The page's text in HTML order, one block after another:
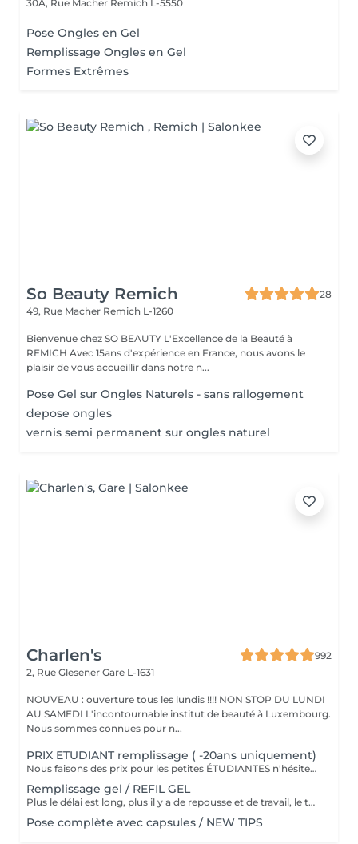
30A, Rue Macher Remich L-5550
Pose Ongles en Gel
Remplissage Ongles en Gel
Formes Extrêmes
So Beauty Remich
28
49, Rue Macher Remich L-1260
Bienvenue chez SO BEAUTY L'Excellence de la Beauté à
REMICH Avec 15ans d'expérience en France, nous avons le
plaisir de vous accueillir dans notre n...
Pose Gel sur Ongles Naturels - sans rallogement
depose ongles
vernis semi permanent sur ongles naturel
Charlen's
992
2, Rue Glesener Gare L-1631
NOUVEAU : ouverture tous les lundis !!!! NON STOP DU LUNDI
AU SAMEDI L'incontournable institut de beauté à Luxembourg.
Nous sommes connues pour n...
PRIX ETUDIANT remplissage ( -20ans uniquement)
Nous faisons des prix pour les petites ÉTUDIANTES n'hésitez pas a passer
Remplissage gel / REFIL GEL
Plus le délai est long, plus il y a de repousse et de travail, le tarif s'adapte donc au temps écoulé depuis votre dernier rendez-vous. Merci de choisir le remplissage adapté
Pose complète avec capsules / NEW TIPS